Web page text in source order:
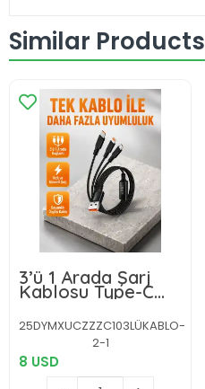
Similar Products
3’ü 1 Arada Şarj
Kablosu Type-C
iOS Android
Uyumlu Hızlı ve
Güvenli Şarj
25DYMXUCZZZC103LÜKABLO-
2-1
8 USD